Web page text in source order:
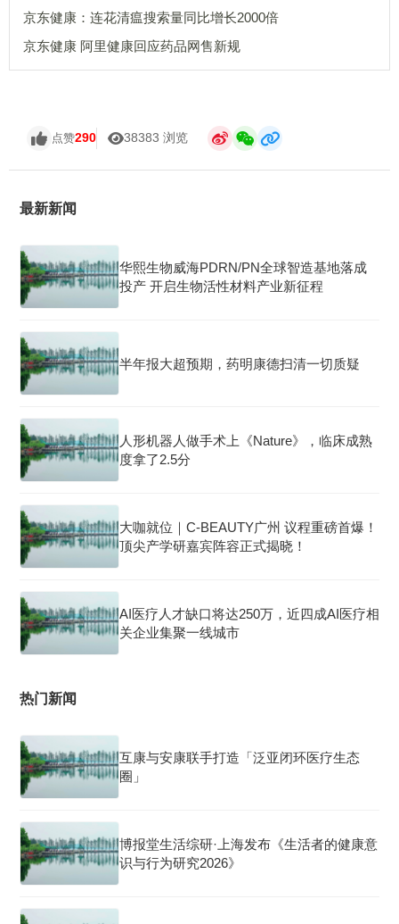
京东健康：连花清瘟搜索量同比增长2000倍
京东健康 阿里健康回应药品网售新规
点赞290 38383 浏览
最新新闻
华熙生物威海PDRN/PN全球智造基地落成
投产 开启生物活性材料产业新征程
半年报大超预期，药明康德扫清一切质疑
人形机器人做手术上《Nature》，临床成熟
度拿了2.5分
大咖就位｜C-BEAUTY广州 议程重磅首爆！
顶尖产学研嘉宾阵容正式揭晓！
AI医疗人才缺口将达250万，近四成AI医疗相
关企业集聚一线城市
热门新闻
互康与安康联手打造「泛亚闭环医疗生态
圈」
博报堂生活综研·上海发布《生活者的健康意
识与行为研究2026》